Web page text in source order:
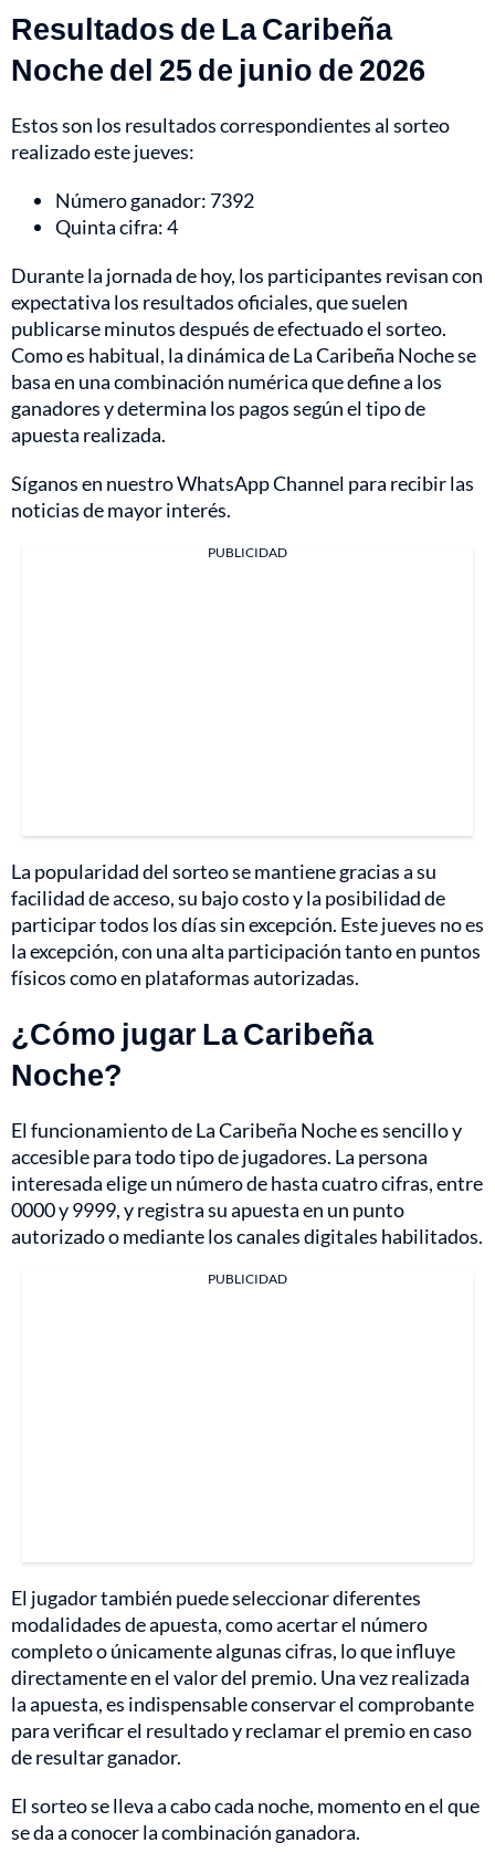
Resultados de La Caribeña
Noche del 25 de junio de 2026
Estos son los resultados correspondientes al sorteo
realizado este jueves:
Número ganador: 7392
Quinta cifra: 4
Durante la jornada de hoy, los participantes revisan con
expectativa los resultados oficiales, que suelen
publicarse minutos después de efectuado el sorteo.
Como es habitual, la dinámica de La Caribeña Noche se
basa en una combinación numérica que define a los
ganadores y determina los pagos según el tipo de
apuesta realizada.
Síganos en nuestro WhatsApp Channel para recibir las
noticias de mayor interés.
PUBLICIDAD
La popularidad del sorteo se mantiene gracias a su
facilidad de acceso, su bajo costo y la posibilidad de
participar todos los días sin excepción. Este jueves no es
la excepción, con una alta participación tanto en puntos
físicos como en plataformas autorizadas.
¿Cómo jugar La Caribeña
Noche?
El funcionamiento de La Caribeña Noche es sencillo y
accesible para todo tipo de jugadores. La persona
interesada elige un número de hasta cuatro cifras, entre
0000 y 9999, y registra su apuesta en un punto
autorizado o mediante los canales digitales habilitados.
PUBLICIDAD
El jugador también puede seleccionar diferentes
modalidades de apuesta, como acertar el número
completo o únicamente algunas cifras, lo que influye
directamente en el valor del premio. Una vez realizada
la apuesta, es indispensable conservar el comprobante
para verificar el resultado y reclamar el premio en caso
de resultar ganador.
El sorteo se lleva a cabo cada noche, momento en el que
se da a conocer la combinación ganadora.